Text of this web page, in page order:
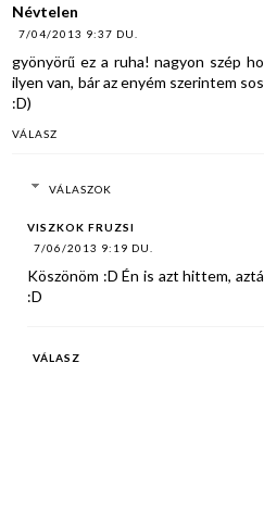
Névtelen
7/04/2013 9:37 DU.
gyönyörű ez a ruha! nagyon szép
ilyen van, bár az enyém szerintem
:D)
VÁLASZ
VÁLASZOK
VISZKOK FRUZSI
7/06/2013 9:19 DU.
Köszönöm :D Én is azt hittem,
:D
VÁLASZ